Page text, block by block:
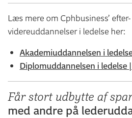
Læs mere om Cphbusiness’
videreuddannelser i ledelse her:
Akademiuddannelsen i
Diplomuddannelsen i ledelse
Får stort udbytte af
med andre på